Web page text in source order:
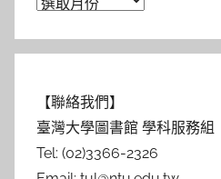
【聯絡我們】
臺灣大學圖書館 學科服務組
Tel: (02)3366-2326